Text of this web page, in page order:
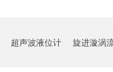
超声波液位计 旋进漩涡